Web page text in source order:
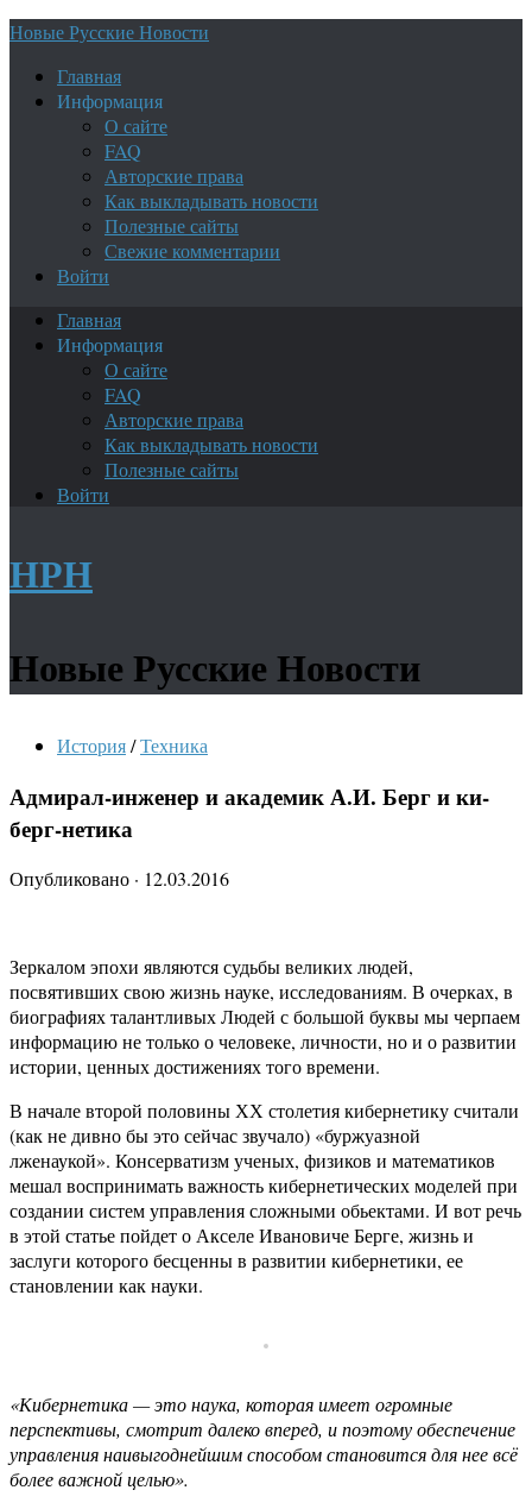
Новые Русские Новости
Главная
Информация
О сайте
FAQ
Авторские права
Как выкладывать новости
Полезные сайты
Свежие комментарии
Войти
Главная
Информация
О сайте
FAQ
Авторские права
Как выкладывать новости
Полезные сайты
Войти
НРН
Новые Русские Новости
История/Техника
Адмирал-инженер и академик А.И. Берг и ки-
берг-нетика
Опубликовано · 12.03.2016
Зеркалом эпохи являются судьбы великих людей,
посвятивших свою жизнь науке, исследованиям. В очерках, в
биографиях талантливых Людей с большой буквы мы черпаем
информацию не только о человеке, личности, но и о развитии
истории, ценных достижениях того времени.
В начале второй половины ХХ столетия кибернетику считали
(как не дивно бы это сейчас звучало) «буржуазной
лженаукой». Консерватизм ученых, физиков и математиков
мешал воспринимать важность кибернетических моделей при
создании систем управления сложными обьектами. И вот речь
в этой статье пойдет о Акселе Ивановиче Берге, жизнь и
заслуги которого бесценны в развитии кибернетики, ее
становлении как науки.
«Кибернетика — это наука, которая имеет огромные
перспективы, смотрит далеко вперед, и поэтому обеспечение
управления наивыгоднейшим способом становится для нее всё
более важной целью».